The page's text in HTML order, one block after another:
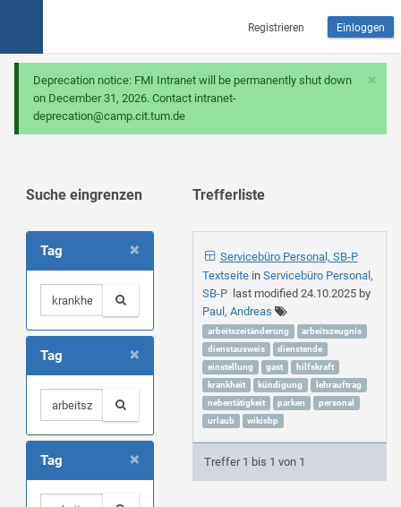
Registrieren Einloggen
×
Deprecation notice: FMI Intranet will be permanently shut down
on December 31, 2026. Contact intranet-
deprecation@camp.cit.tum.de
Suche eingrenzen
×
Tag
×
Tag
×
Tag
Trefferliste
Servicebüro Personal, SB-P
Textseite in Servicebüro Personal,
SB-Plast modified 24.10.2025by
Paul, Andreas
arbeitszeitänderung
arbeitszeugnis
dienstausweis
dienstende
einstellung
gast
hilfskraft
krankheit
kündigung
lehrauftrag
nebentätigkeit
parken
personal
urlaub
wikisbp
Treffer 1 bis 1 von 1